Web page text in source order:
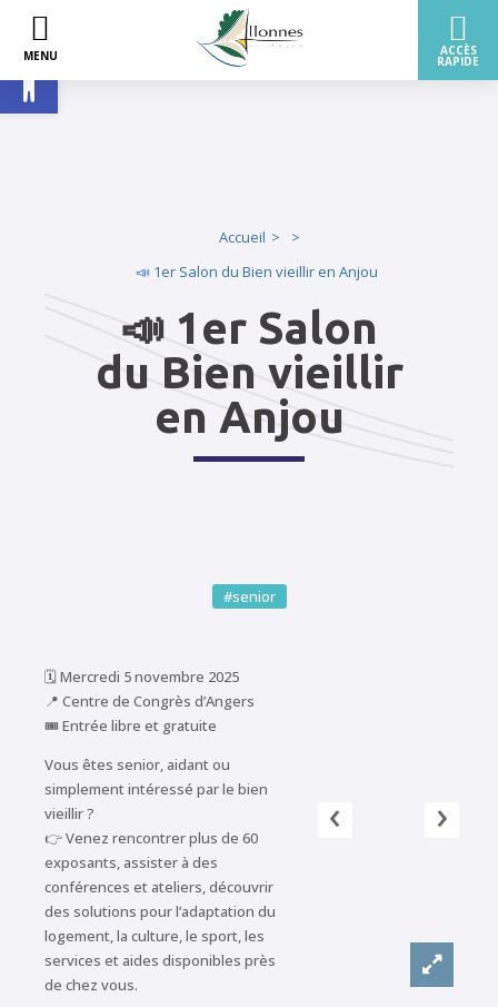
Ouvrir la barre d’outils
Accueil
📣 1er Salon du Bien vieillir en Anjou
📣 1er Salon
du Bien vieillir
en Anjou
#senior
🗓️ Mercredi 5 novembre 2025
📍 Centre de Congrès d’Angers
🎟️ Entrée libre et gratuite
Vous êtes senior, aidant ou
simplement intéressé par le bien
vieillir ?
👉 Venez rencontrer plus de 60
exposants, assister à des
conférences et ateliers, découvrir
des solutions pour l’adaptation du
logement, la culture, le sport, les
services et aides disponibles près
de chez vous.
‹ ›